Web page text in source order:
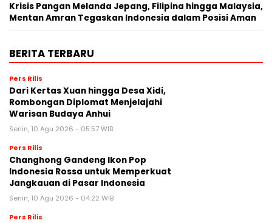
Krisis Pangan Melanda Jepang, Filipina hingga Malaysia,
Mentan Amran Tegaskan Indonesia dalam Posisi Aman
BERITA TERBARU
Pers Rilis
Dari Kertas Xuan hingga Desa Xidi,
Rombongan Diplomat Menjelajahi
Warisan Budaya Anhui
Senin, 10 Agu 2026 - 05:57 WIB
Pers Rilis
Changhong Gandeng Ikon Pop
Indonesia Rossa untuk Memperkuat
Jangkauan di Pasar Indonesia
Senin, 10 Agu 2026 - 04:22 WIB
Pers Rilis